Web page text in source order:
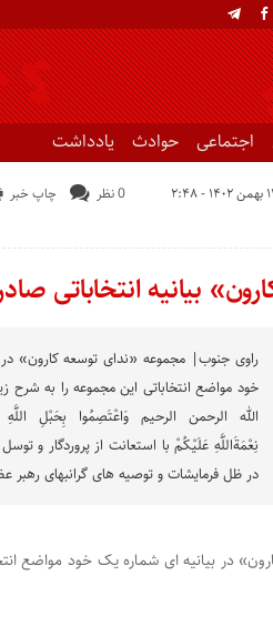
اجتماعی حوادث یادداشت
چاپ خبر
0 نظر
بیانیه انتخاباتی
راوی جنوب| مجموعه «ندای توسعه کارون»
خود مواضع انتخاباتی این مجموعه را به شرح
الله الرحمن الرحيم وَاعْتَصِمُوا بِحَبْلِ اللَّهِ
نِعْمَةَاللَّهِ عَلَیْکُمْ با استعانت از پروردگار و
در ظل فرمایشات و توصیه های گرانبهای رهبر
در بیانیه ای شماره یک خود مواضع